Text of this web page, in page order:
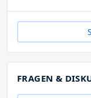
FRAGEN &